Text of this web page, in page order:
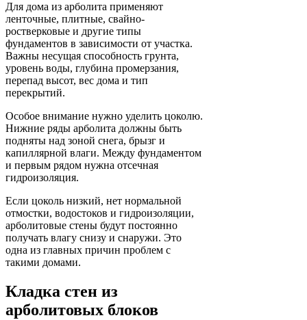
Для дома из арболита применяют
ленточные, плитные, свайно-
ростверковые и другие типы
фундаментов в зависимости от участка.
Важны несущая способность грунта,
уровень воды, глубина промерзания,
перепад высот, вес дома и тип
перекрытий.
Особое внимание нужно уделить цоколю.
Нижние ряды арболита должны быть
подняты над зоной снега, брызг и
капиллярной влаги. Между фундаментом
и первым рядом нужна отсечная
гидроизоляция.
Если цоколь низкий, нет нормальной
отмостки, водостоков и гидроизоляции,
арболитовые стены будут постоянно
получать влагу снизу и снаружи. Это
одна из главных причин проблем с
такими домами.
Кладка стен из
арболитовых блоков